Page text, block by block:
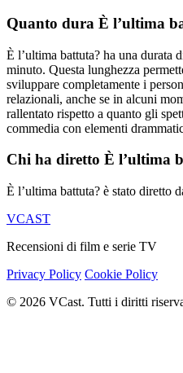
Quanto dura È l’ultima
È l’ultima battuta? ha una durata
minuto. Questa lunghezza
sviluppare completamente i
relazionali, anche se in alcuni
rallentato rispetto a quanto gli
commedia con elementi
Chi ha diretto È l’ultima
È l’ultima battuta? è stato diretto
VCAST
Recensioni di film e serie TV
Privacy Policy Cookie Policy
© 2026 VCast. Tutti i diritti